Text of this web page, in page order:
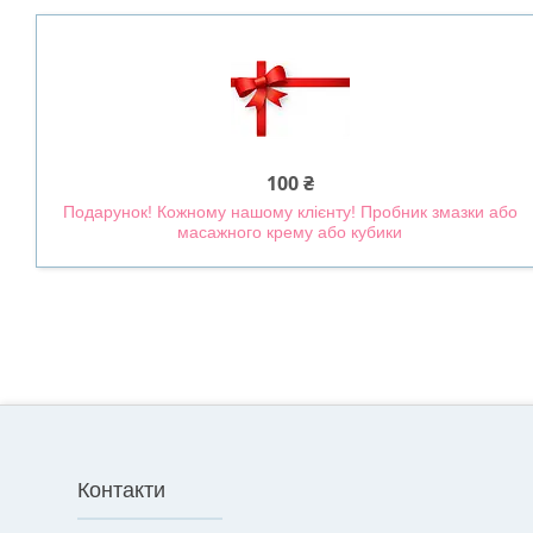
100 ₴
Подарунок! Кожному нашому клієнту! Пробник змазки або
масажного крему або кубики
Контакти